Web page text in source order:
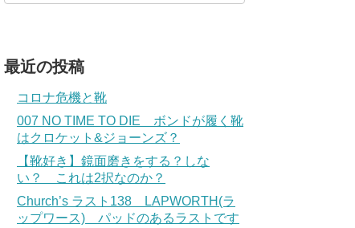
最近の投稿
コロナ危機と靴
007 NO TIME TO DIE ボンドが履く靴
はクロケット&ジョーンズ？
【靴好き】鏡面磨きをする？しな
い？ これは2択なのか？
Church’s ラスト138 LAPWORTH(ラ
ップワース) パッドのあるラストです